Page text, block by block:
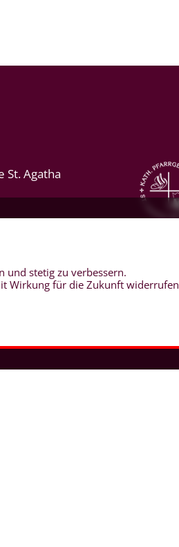
St. Agatha
muenster.de
und stetig zu verbessern.
Wirkung für die Zukunft